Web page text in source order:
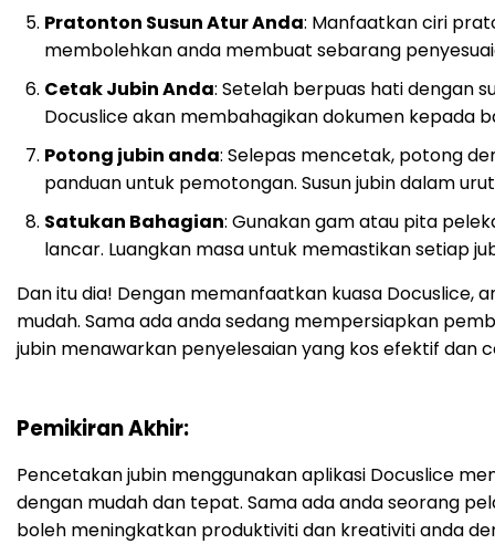
Pratonton Susun Atur Anda: Manfaatkan ciri
membolehkan anda membuat sebarang
Cetak Jubin Anda: Setelah berpuas hati dengan
Docuslice akan membahagikan dokumen kepada
Potong jubin anda: Selepas mencetak, potong
panduan untuk pemotongan. Susun jubin dalam
Satukan Bahagian: Gunakan gam atau pita
lancar. Luangkan masa untuk memastikan setiap
Dan itu dia! Dengan memanfaatkan kuasa Docuslice,
mudah. Sama ada anda sedang mempersiapkan
jubin menawarkan penyelesaian yang kos efektif dan
Pemikiran Akhir:
Pencetakan jubin menggunakan aplikasi Docuslice
dengan mudah dan tepat. Sama ada anda seorang
boleh meningkatkan produktiviti dan kreativiti anda